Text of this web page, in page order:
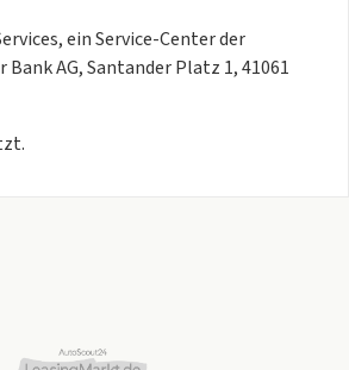
ein Service-Center der
Bank AG, Santander Platz 1, 41061